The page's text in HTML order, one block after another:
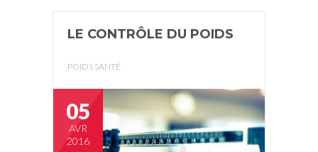
LE CONTRÔLE DU POIDS
POIDS SANTÉ
05
AVR
2016